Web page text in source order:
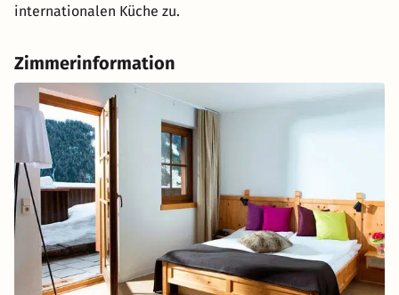
internationalen Küche zu.
Zimmerinformation